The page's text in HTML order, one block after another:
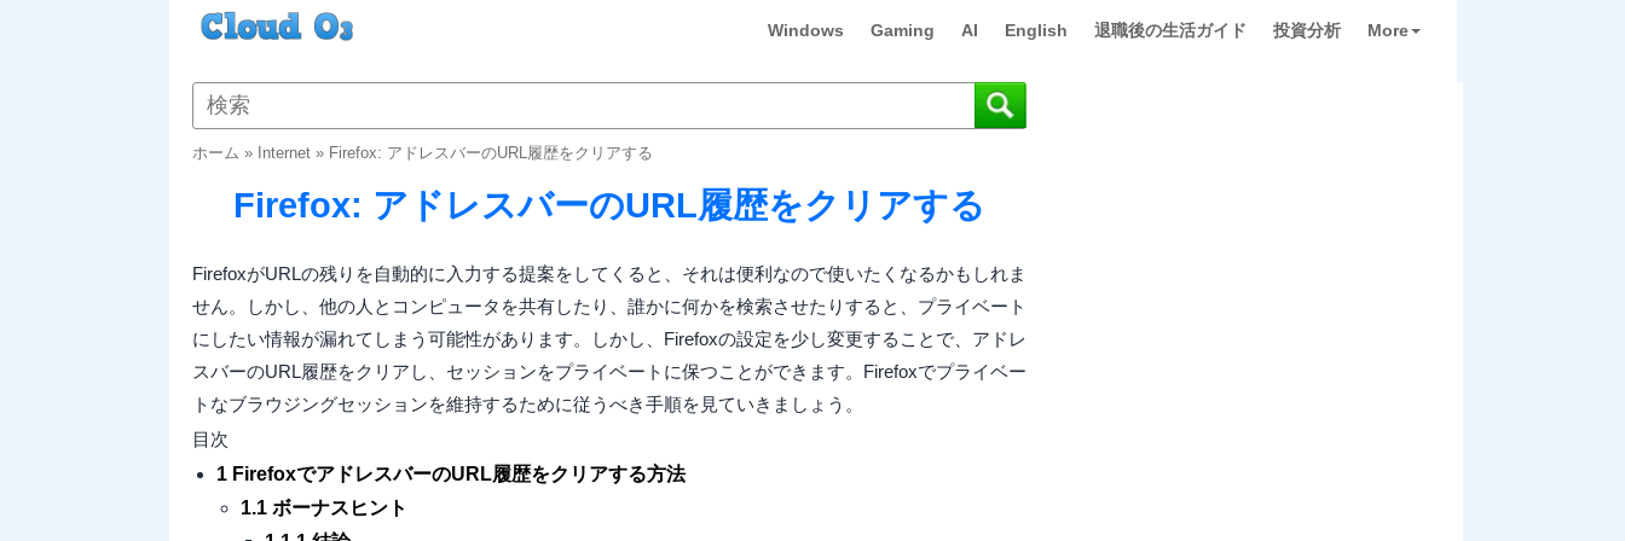
Windows Gaming AI English 退職後の生活ガイド 投資分析 More
ホーム » Internet» Firefox: アドレスバーのURL履歴をクリアする
Firefox: アドレスバーのURL履歴をクリアする
FirefoxがURLの残りを自動的に入力する提案をしてくると、それは便利なので使いたくなるかもしれま
せん。しかし、他の人とコンピュータを共有したり、誰かに何かを検索させたりすると、プライベート
にしたい情報が漏れてしまう可能性があります。しかし、Firefoxの設定を少し変更することで、アドレ
スバーのURL履歴をクリアし、セッションをプライベートに保つことができます。Firefoxでプライベー
トなブラウジングセッションを維持するために従うべき手順を見ていきましょう。
目次
1 FirefoxでアドレスバーのURL履歴をクリアする方法
1.1 ボーナスヒント